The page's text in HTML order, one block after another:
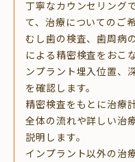
丁寧なカウンセリング
て、治療についてのご
むし歯の検査、歯周病
による精密検査をおこ
ンプラント埋入位置、
を確認します。
精密検査をもとに治療
全体の流れや詳しい治
説明します。
インプラント以外の治